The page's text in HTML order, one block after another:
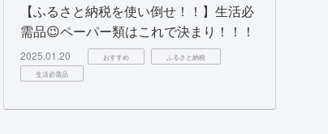
【ふるさと納税を使い倒せ！！】生活必
需品😉ペーパー類はこれで決まり！！！
2025.01.20 おすすめ
ふるさと納税
生活必需品